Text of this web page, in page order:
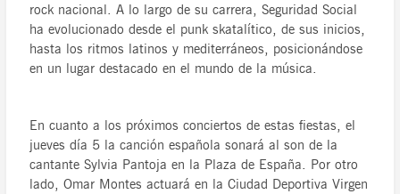
rock nacional. A lo largo de su carrera, Seguridad Social
ha evolucionado desde el punk skatalítico, de sus inicios,
hasta los ritmos latinos y mediterráneos, posicionándose
en un lugar destacado en el mundo de la música.
En cuanto a los próximos conciertos de estas fiestas, el
jueves día 5 la canción española sonará al son de la
cantante Sylvia Pantoja en la Plaza de España. Por otro
lado, Omar Montes actuará en la Ciudad Deportiva Virgen